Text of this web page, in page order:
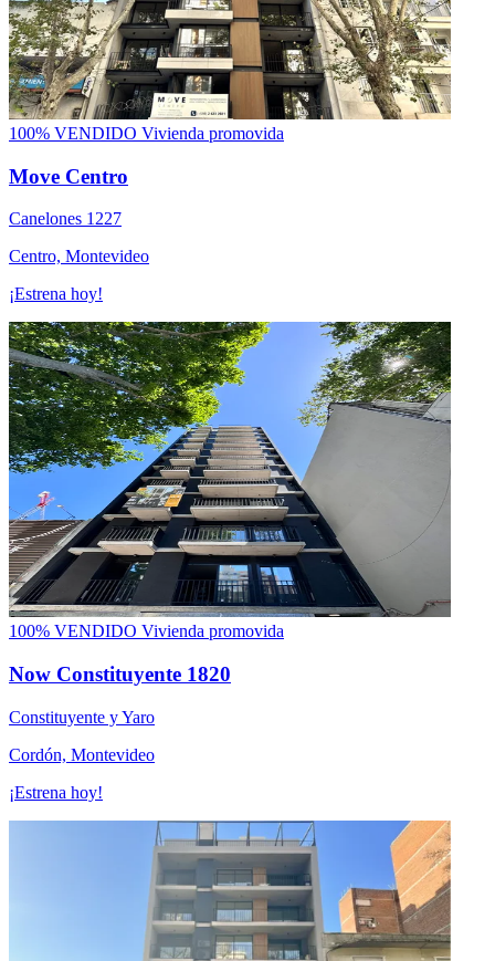
100% VENDIDO Vivienda promovida
Move Centro
Canelones 1227
Centro, Montevideo
¡Estrena hoy!
100% VENDIDO Vivienda promovida
Now Constituyente 1820
Constituyente y Yaro
Cordón, Montevideo
¡Estrena hoy!